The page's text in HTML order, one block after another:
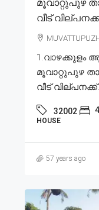
മൂവാറ്റുപുഴ
വീട്
1.വാഴക്കുളം
മൂവാറ്റുപുഴ
വീട്
32002 4
HOUSE
57 years ago